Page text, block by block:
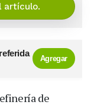
artículo.
Agregar
de